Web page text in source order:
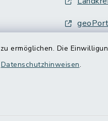
ermöglichen. Die
Datenschutzhinweisen.